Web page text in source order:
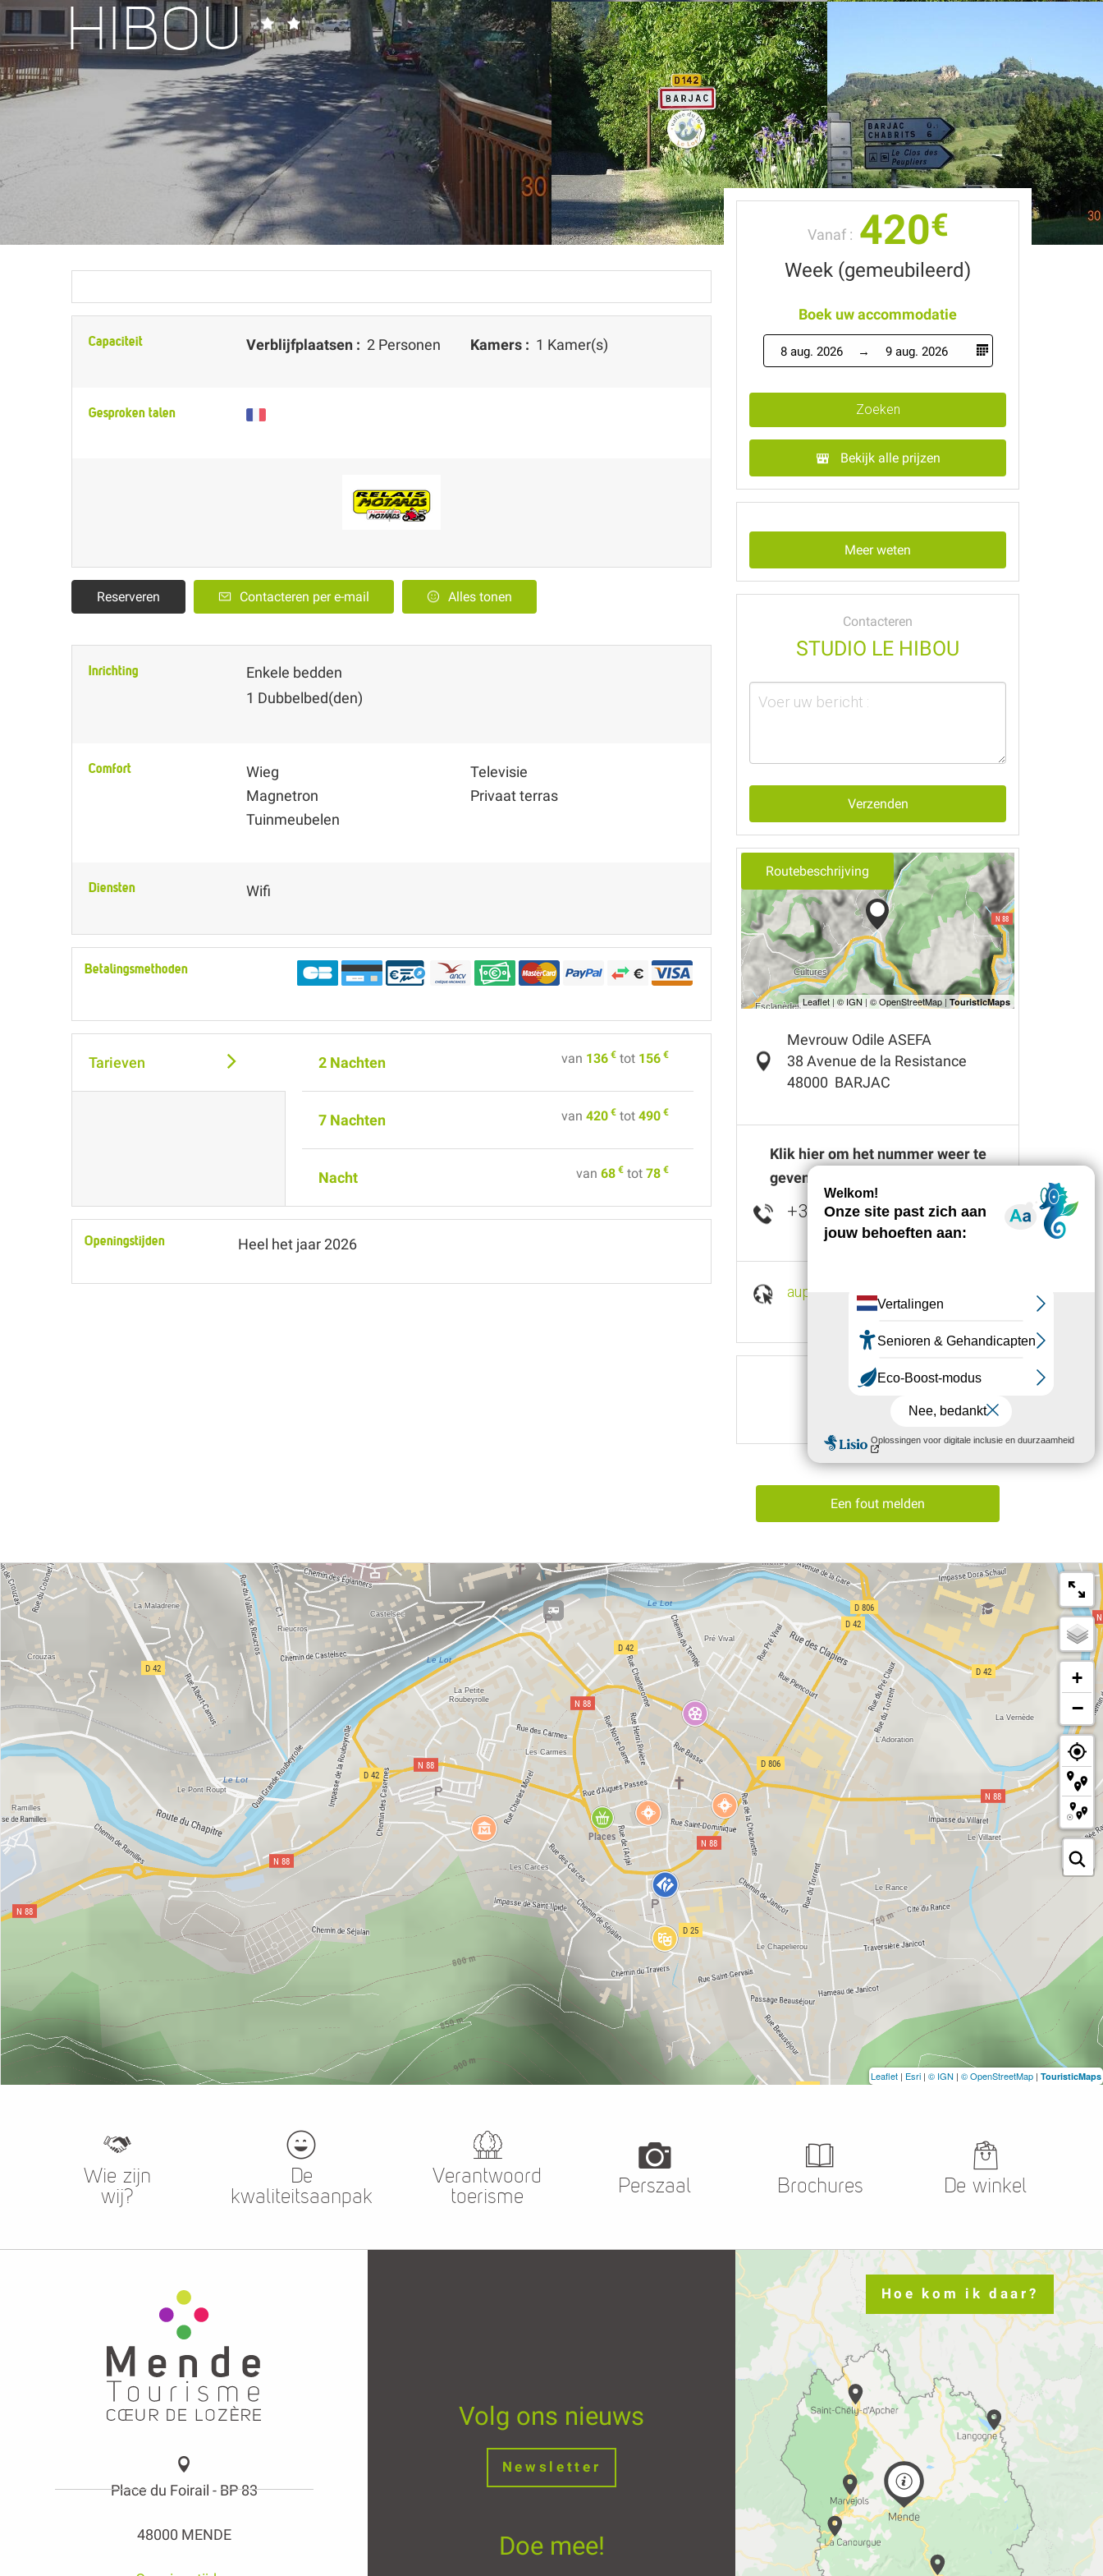
HIBOU
Capaciteit Verblijfplaatsen : 2 Personen Kamers : 1 Kamer(s)
Gesproken talen
Reserveren Contacteren per e-mail Alles tonen
Inrichting
Enkele bedden
1 Dubbelbed(den)
Comfort
Wieg
Magnetron
Tuinmeubelen
Televisie
Privaat terras
Diensten Wifi
Betalingsmethoden
Tarieven 2 Nachten van 136 € tot 156 €
7 Nachten van420 € tot490 €
Nacht van68 € tot78 €
Openingstijden Heel het jaar 2026
Vanaf : 420€
Week (gemeubileerd)
Boek uw accommodatie
8 aug. 2026 9 aug. 2026
Zoeken
Bekijk alle prijzen
Meer weten
Contacteren
STUDIO LE HIBOU
Verzenden
Routebeschrijving
Mevrouw Odile ASEFA
38 Avenue de la Resistance
48000 BARJAC
Klik hier om het nummer weer te
geven
+33 7 69 13 67▒▒
aupontdelagineze.fr
Volg ons op
Een fout melden
+
−
Leaflet | Esri | © IGN | © OpenStreetMap | TouristicMaps
Wie zijn
wij?
De
kwaliteitsaanpak
Verantwoord
toerisme
Perszaal Brochures De winkel
Place du Foirail - BP 83
48000 MENDE
Volg ons nieuws
Newsletter
Doe mee!
Hoe kom ik daar?